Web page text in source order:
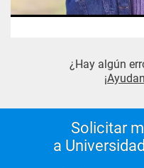
¿Hay algún
Solicitar
a